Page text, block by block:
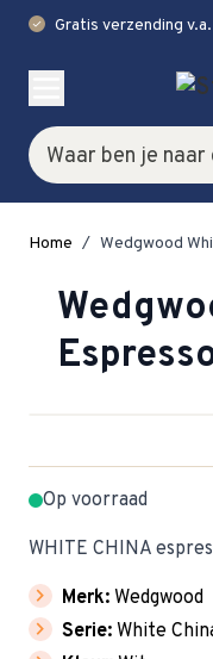
check Gratis verzending
Zoek
Home / Wedgwood
Op voorraad
WHITE CHINA
chevron_right Merk: Wedgwood
chevron_right Serie: White